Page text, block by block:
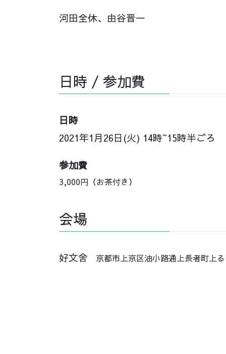
河田全休、由谷晋一
日時 / 参加費
日時
2021年1月26日(火) 14時~15時半ごろ
参加費
3,000円（お茶付き）
会場
好文舍 京都市上京区油小路通上長者町上